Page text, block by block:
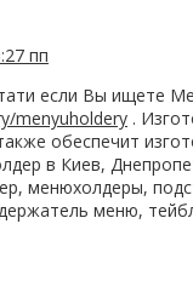
пп
если Вы ищете
menyuholdery .
обеспечит
в Киев,
менюхолдеры,
меню,